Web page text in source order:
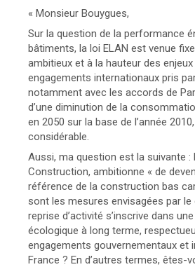
« Monsieur Bouygues,
Sur la question de la performance
bâtiments, la loi ELAN est venue
ambitieux et à la hauteur des
engagements internationaux pris
notamment avec les accords de
d’une diminution de la
en 2050 sur la base de l’année
considérable.
Aussi, ma question est la suivante :
Construction, ambitionne « de
référence de la construction bas
sont les mesures envisagées par le
reprise d’activité s’inscrive dans
écologique à long terme,
engagements gouvernementaux et
France ? En d’autres termes, êtes-